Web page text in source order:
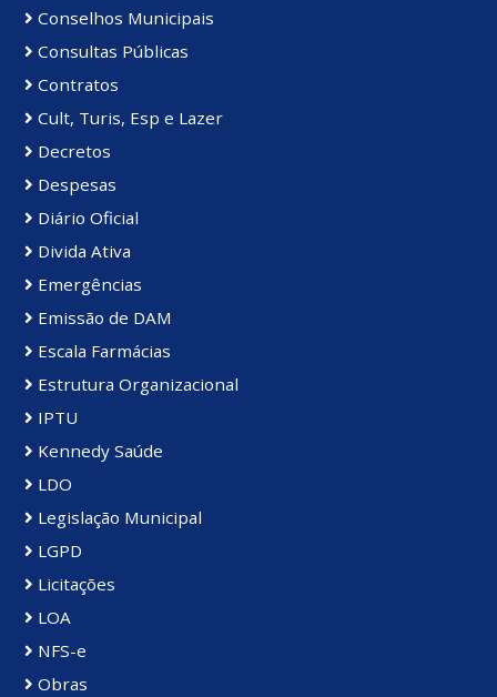
Conselhos Municipais
Consultas Públicas
Contratos
Cult, Turis, Esp e Lazer
Decretos
Despesas
Diário Oficial
Divida Ativa
Emergências
Emissão de DAM
Escala Farmácias
Estrutura Organizacional
IPTU
Kennedy Saúde
LDO
Legislação Municipal
LGPD
Licitações
LOA
NFS-e
Obras